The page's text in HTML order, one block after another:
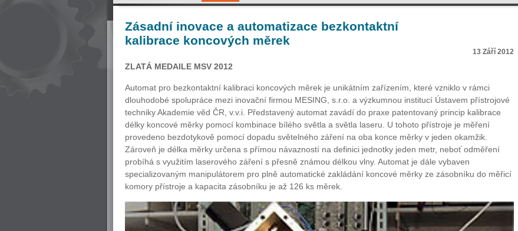
Zásadníinovace a automatizace bezkontaktní
kalibrace koncových měrek
13 Září 2012
ZLATÁ MEDAILE MSV 2012
Automat pro bezkontaktní kalibraci koncových měrek je unikátním zařízením, které vzniklo v rámci
dlouhodobé spolupráce mezi inovační firmou MESING, s.r.o. a výzkumnou institucí Ústavem přístrojové
techniky Akademie věd ČR, v.v.i. Představený automat zavádí do praxe patentovaný princip kalibrace
délky koncové měrky pomocí kombinace bílého světla a světla laseru. U tohoto přístroje je měření
provedeno bezdotykově pomocí dopadu světelného záření na oba konce měrky v jeden okamžik.
Zároveň je délka měrky určena s přímou návazností na definici jednotky jeden metr, neboť odměření
probíhá s využitím laserového záření s přesně známou délkou vlny. Automat je dále vybaven
specializovaným manipulátorem pro plně automatické zakládání koncové měrky ze zásobníku do měřicí
komory přístroje a kapacita zásobníku je až 126 ks měrek.